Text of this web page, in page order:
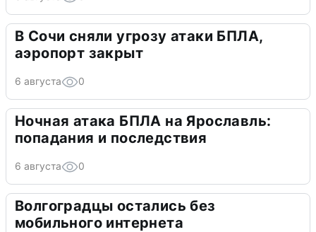
В Сочи сняли угрозу атаки БПЛА,
аэропорт закрыт
6 августа 0
Ночная атака БПЛА на Ярославль:
попадания и последствия
6 августа 0
Волгоградцы остались без
мобильного интернета